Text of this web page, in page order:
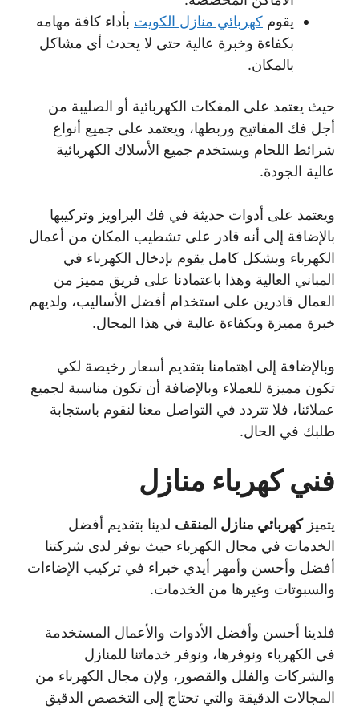
يقوم كهربائي منازل الكويت بأداء كافة مهامه
بكفاءة وخبرة عالية حتى لا يحدث أي مشاكل
بالمكان.
حيث يعتمد على المفكات الكهربائية أو الصليبة من
أجل فك المفاتيح وربطها، ويعتمد على جميع أنواع
شرائط اللحام ويستخدم جميع الأسلاك الكهربائية
عالية الجودة.
ويعتمد على أدوات حديثة في فك البراويز وتركيبها
بالإضافة إلى أنه قادر على تشطيب المكان من أعمال
الكهرباء وبشكل كامل يقوم بإدخال الكهرباء في
المباني العالية وهذا باعتمادنا على فريق مميز من
العمال قادرين على استخدام أفضل الأساليب، ولديهم
خبرة مميزة وبكفاءة عالية في هذا المجال.
وبالإضافة إلى اهتمامنا بتقديم أسعار رخيصة لكي
تكون مميزة للعملاء وبالإضافة أن تكون مناسبة لجميع
عملائنا، فلا تتردد في التواصل معنا لنقوم باستجابة
طلبك في الحال.
فني كهرباء منازل
يتميزكهربائي منازل المنقف لدينا بتقديم أفضل
الخدمات في مجال الكهرباء حيث نوفر لدى شركتنا
أفضل وأحسن وأمهر أيدي خبراء في تركيب الإضاءات
والسبوتات وغيرها من الخدمات.
فلدينا أحسن وأفضل الأدوات والأعمال المستخدمة
في الكهرباء ونوفرها، ونوفر خدماتنا للمنازل
والشركات والفلل والقصور، ولإن مجال الكهرباء من
المجالات الدقيقة والتي تحتاج إلى التخصص الدقيق